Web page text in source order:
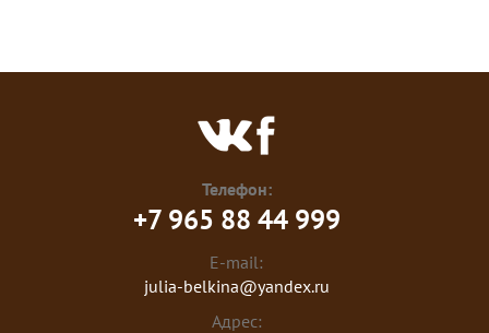
Телефон:
+7 965 88 44 999
E-mail:
julia-belkina@yandex.ru
Адрес: